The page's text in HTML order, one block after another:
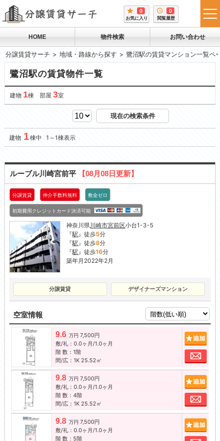
0
お気に入り
0
閲覧履歴
HOME 物件検索 お問い合わせ
分譲賃貸サーチ 地域・路線から探す 鷺沼駅の賃貸マンション一覧ペ
鷺沼駅の賃貸物件一覧
建物 1棟 部屋 3室
現在の検索条件
建物 1棟中 1～1棟表示
ルーブル川崎宮前平 【08月08日更新】
分譲賃貸 仲介手数料無料 敷金ゼロ
初期費用クレジットカード決済可能
神奈川県川崎市宮前区小台1-3-5
『駅』徒歩5分
『駅』徒歩8分
『駅』徒歩16分
築年月2022年2月
分譲賃貸 デザイナーズマンション
空室情報
9.6 万円 7,500円
敷/礼：0.0ヶ月/1.0ヶ月
階 数：1階
間/広：1K 25.52㎡
お
9.8 万円 7,500円
敷/礼：0.0ヶ月/1.0ヶ月
階 数：4階
間/広：1K 25.52㎡
お
9.8 万円 7,500円
敷/礼：0.0ヶ月/1.0ヶ月
階 数：5階
お